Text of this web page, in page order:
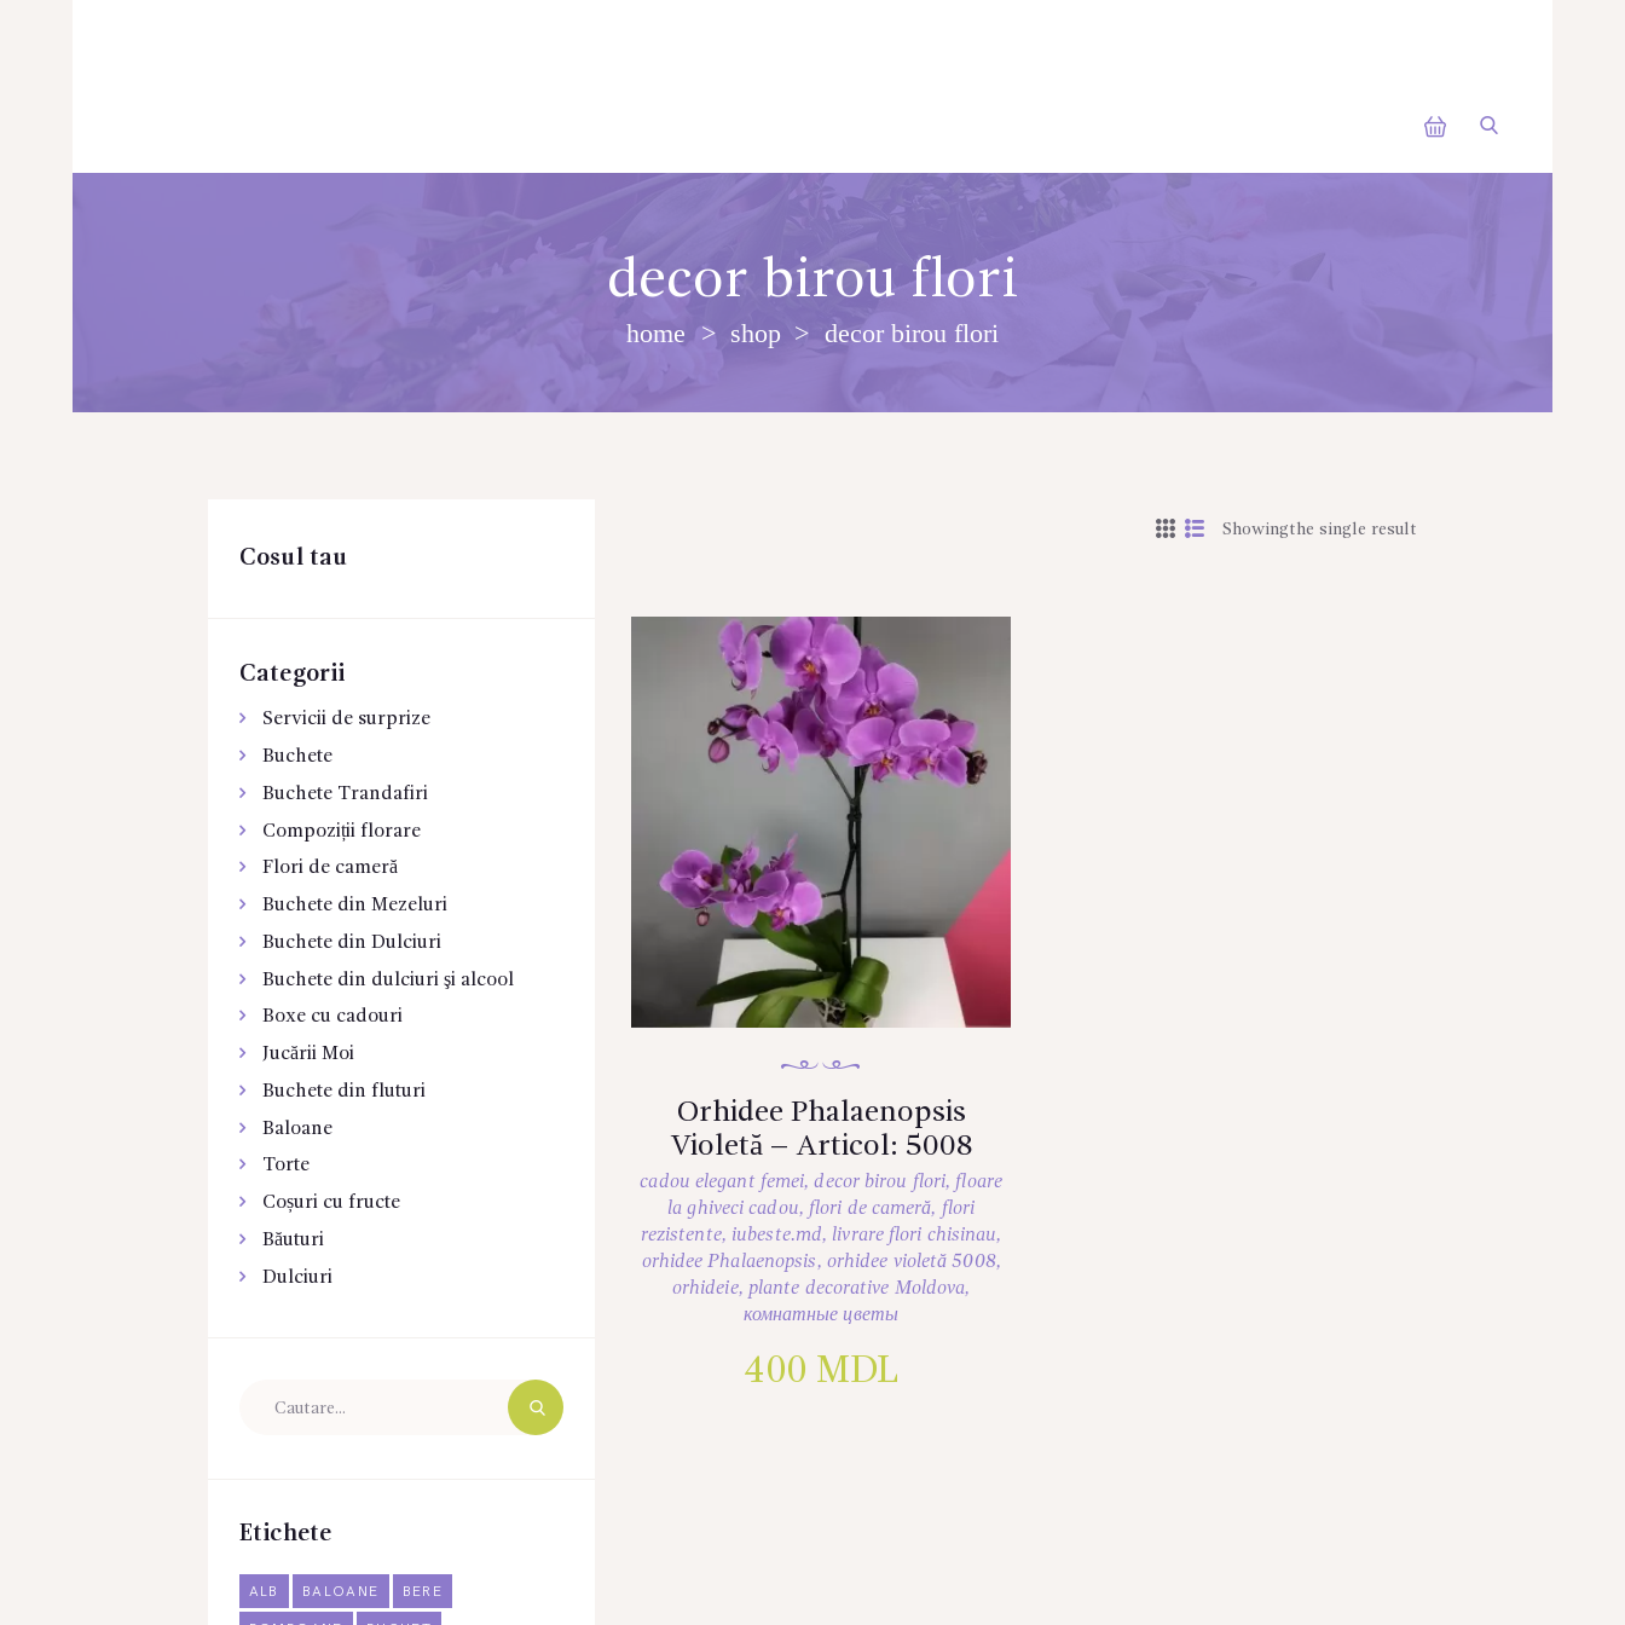
decor birou flori
home shop decor birou flori
Showingthe single result
Orhidee Phalaenopsis
Violetă – Articol: 5008
cadou elegant femei,decor birou flori, floare
la ghiveci cadou, flori de cameră, flori
rezistente, iubeste.md, livrare flori chisinau,
orhidee Phalaenopsis, orhidee violetă 5008,
orhideie, plante decorative Moldova,
комнатные цветы
400 MDL
Cosul tau
Categorii
Servicii de surprize
Buchete
Buchete Trandafiri
Compoziții florare
Flori de cameră
Buchete din Mezeluri
Buchete din Dulciuri
Buchete din dulciuri şi alcool
Boxe cu cadouri
Jucării Moi
Buchete din fluturi
Baloane
Torte
Coșuri cu fructe
Băuturi
Dulciuri
Etichete
ALB BALOANE BERE